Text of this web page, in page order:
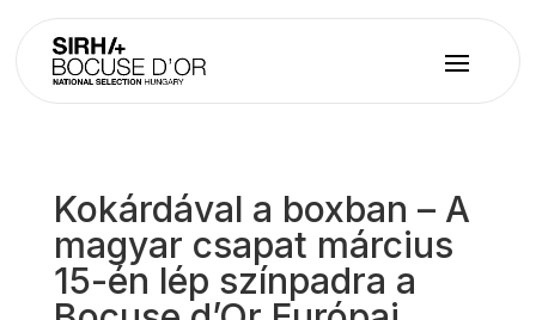
Kokárdával a boxban – A
magyar csapat március
15-én lép színpadra a